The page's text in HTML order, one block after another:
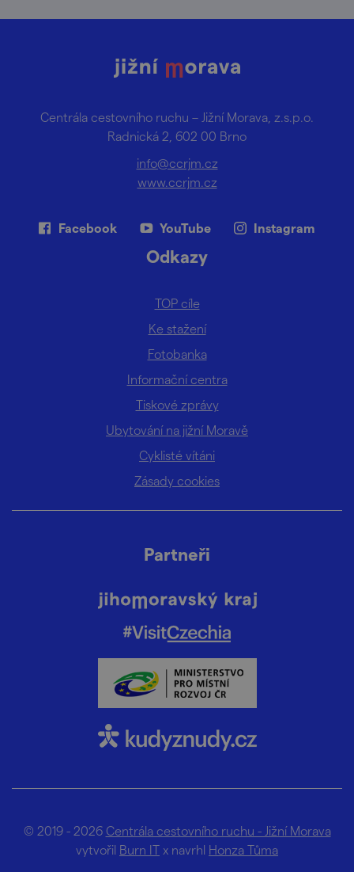
Centrála cestovního ruchu – Jižní Morava, z.s.p.o.
Radnická 2, 602 00 Brno
info@ccrjm.cz
www.ccrjm.cz
Facebook YouTube Instagram
Odkazy
TOP cíle
Ke stažení
Fotobanka
Informační centra
Tiskové zprávy
Ubytování na jižní Moravě
Cyklisté vítáni
Zásady cookies
Partneři
© 2019 - 2026 Centrála cestovního ruchu - Jižní Morava
vytvořil Burn IT x navrhl Honza Tůma